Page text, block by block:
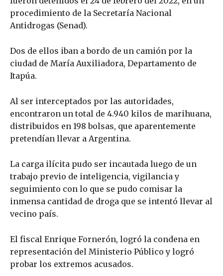
procedimiento de la Secretaría Nacional
Antidrogas (Senad).
Dos de ellos iban a bordo de un camión por la
ciudad de María Auxiliadora, Departamento de
Itapúa.
Al ser interceptados por las autoridades,
encontraron un total de 4.940 kilos de marihuana,
distribuidos en 198 bolsas, que aparentemente
pretendían llevar a Argentina.
La carga ilícita pudo ser incautada luego de un
trabajo previo de inteligencia, vigilancia y
seguimiento con lo que se pudo comisar la
inmensa cantidad de droga que se intentó llevar al
vecino país.
El fiscal Enrique Fornerón, logró la condena en
representación del Ministerio Público y logró
probar los extremos acusados.